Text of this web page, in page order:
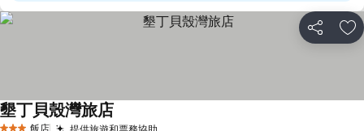
分享 加
飯店 提供旅遊和票務協助
墾丁貝殼灣旅店